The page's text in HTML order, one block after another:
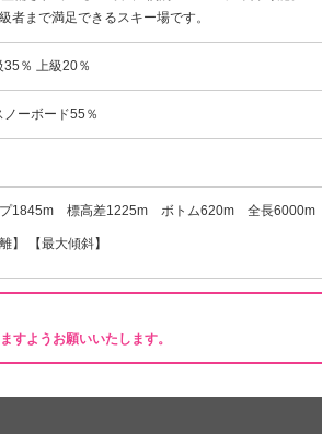
者まで満足できるスキー場です。
％ 上級20％
ノーボード55％
プ1845m 標高差1225m ボトム620m 全長6000m
】 【最大傾斜】
すようお願いいたします。